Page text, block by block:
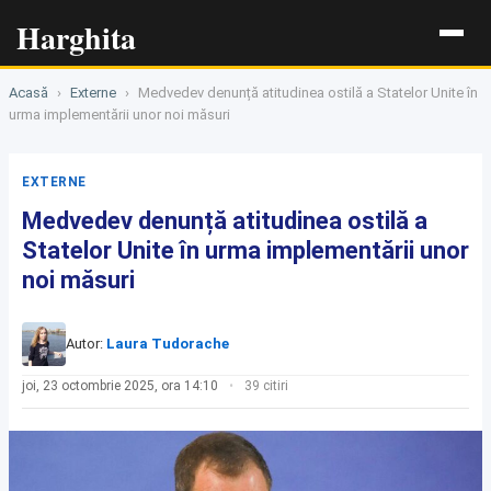
Harghita
Acasă › Externe ›
Medvedev denunță atitudinea ostilă a Statelor Unite în
urma implementării unor noi măsuri
EXTERNE
Medvedev denunță atitudinea ostilă a
Statelor Unite în urma implementării unor
noi măsuri
Autor: Laura Tudorache
joi, 23 octombrie 2025, ora 14:10 39 citiri